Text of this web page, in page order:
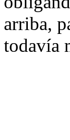
arriba,
todavía